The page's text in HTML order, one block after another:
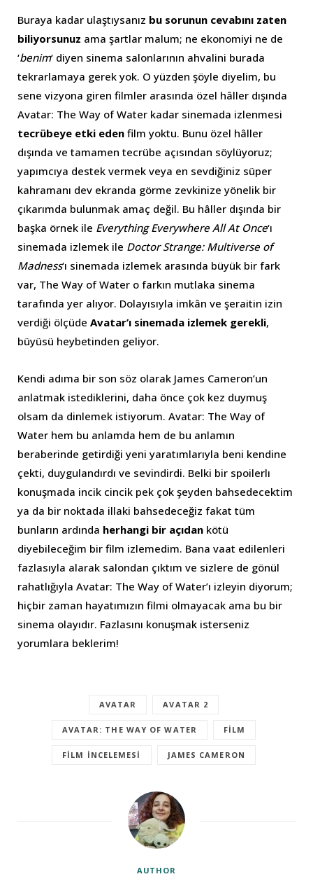
Buraya kadar ulaştıysanız bu sorunun cevabını zaten
biliyorsunuz ama şartlar malum; ne ekonomiyi ne de
‘benim‘ diyen sinema salonlarının ahvalini burada
tekrarlamaya gerek yok. O yüzden şöyle diyelim, bu
sene vizyona giren filmler arasında özel hâller dışında
Avatar: The Way of Water kadar sinemada izlenmesi
tecrübeye etki eden film yoktu. Bunu özel hâller
dışında ve tamamen tecrübe açısından söylüyoruz;
yapımcıya destek vermek veya en sevdiğiniz süper
kahramanı dev ekranda görme zevkinize yönelik bir
çıkarımda bulunmak amaç değil. Bu hâller dışında bir
başka örnek ile Everything Everywhere All At Once‘ı
sinemada izlemek ile Doctor Strange: Multiverse of
Madness‘ı sinemada izlemek arasında büyük bir fark
var, The Way of Water o farkın mutlaka sinema
tarafında yer alıyor. Dolayısıyla imkân ve şeraitin izin
verdiği ölçüde Avatar’ı sinemada izlemek gerekli,
büyüsü heybetinden geliyor.
Kendi adıma bir son söz olarak James Cameron’un
anlatmak istediklerini, daha önce çok kez duymuş
olsam da dinlemek istiyorum. Avatar: The Way of
Water hem bu anlamda hem de bu anlamın
beraberinde getirdiği yeni yaratımlarıyla beni kendine
çekti, duygulandırdı ve sevindirdi. Belki bir spoilerlı
konuşmada incik cincik pek çok şeyden bahsedecektim
ya da bir noktada illaki bahsedeceğiz fakat tüm
bunların ardında herhangi bir açıdan kötü
diyebileceğim bir film izlemedim. Bana vaat edilenleri
fazlasıyla alarak salondan çıktım ve sizlere de gönül
rahatlığıyla Avatar: The Way of Water’ı izleyin diyorum;
hiçbir zaman hayatımızın filmi olmayacak ama bu bir
sinema olayıdır. Fazlasını konuşmak isterseniz
yorumlara beklerim!
AVATAR AVATAR 2
AVATAR: THE WAY OF WATER FILM
FILM INCELEMESI JAMES CAMERON
AUTHOR